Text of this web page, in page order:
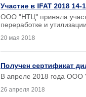
Участие в IFAT 2018 14-
ООО "НТЦ" приняла
переработке и
20 мая 2018
Получен сертификат
В апреле 2018 года ООО
26 апреля 2018